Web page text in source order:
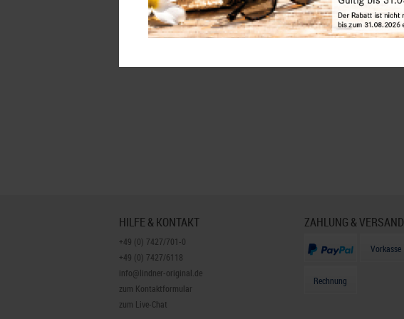
HILFE & KONTAKT
+49 (0) 7427/701-0
+49 (0) 7427/6118
info@lindner-original.de
zum Kontaktformular
zum Live-Chat
ZAHLUNG & VERSAND
Vorkasse
Rechnung